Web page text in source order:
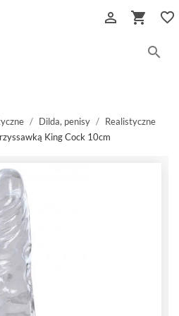
favorite_border



Dilda, penisy
Realistyczne
King Cock 10cm